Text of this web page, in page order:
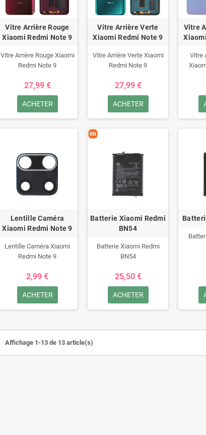
Vitre Arrière Rouge
Xiaomi Redmi Note 9
Vitre Arrière Rouge Xiaomi
Redmi Note 9
27,99 €
ACHETER
Vitre Arrière Verte
Xiaomi Redmi Note 9
Vitre Arrière Verte Xiaomi
Redmi Note 9
27,99 €
ACHETER
Vitre
Vitre
Lentille Caméra
Xiaomi Redmi Note 9
Lentille Caméra Xiaomi
Redmi Note 9
2,99 €
ACHETER
Batterie Xiaomi Redmi
BN54
Batterie Xiaomi Redmi
BN54
25,50 €
ACHETER
Affichage 1-13 de 13 article(s)